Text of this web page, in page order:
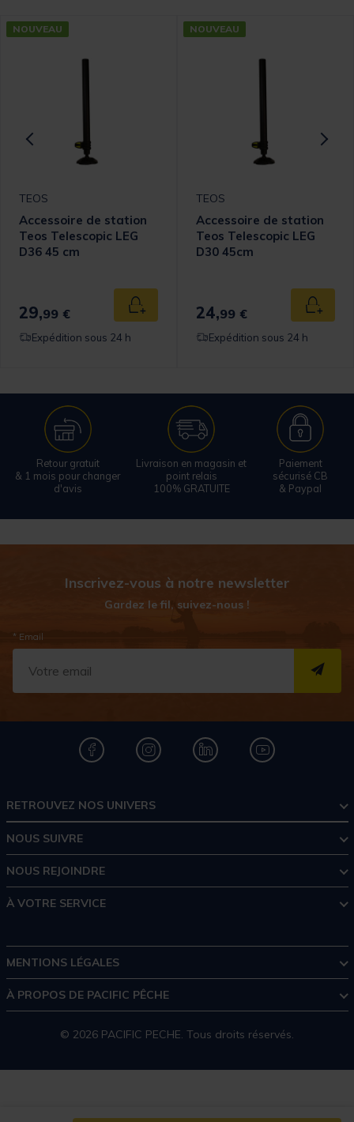
panier
NOUVEAU
TEOS
Accessoire de station
Teos Telescopic LEG
D36 45 cm
29,99 € Ajouter au panier
Expédition sous 24 h
NOUVEAU
TEOS
Accessoire de station
Teos Telescopic LEG
D30 45cm
24,99 €
Expédition sous 24 h
Retour gratuit
& 1 mois pour changer
d'avis
Livraison en magasin et
point relais
100% GRATUITE
Paiement
sécurisé CB
& Paypal
Inscrivez-vous à notre newsletter
Gardez le fil, suivez-nous !
* Email
RETROUVEZ NOS UNIVERS
NOUS SUIVRE
NOUS REJOINDRE
À VOTRE SERVICE
MENTIONS LÉGALES
À PROPOS DE PACIFIC PÊCHE
© 2026 PACIFIC PECHE. Tous droits réservés.